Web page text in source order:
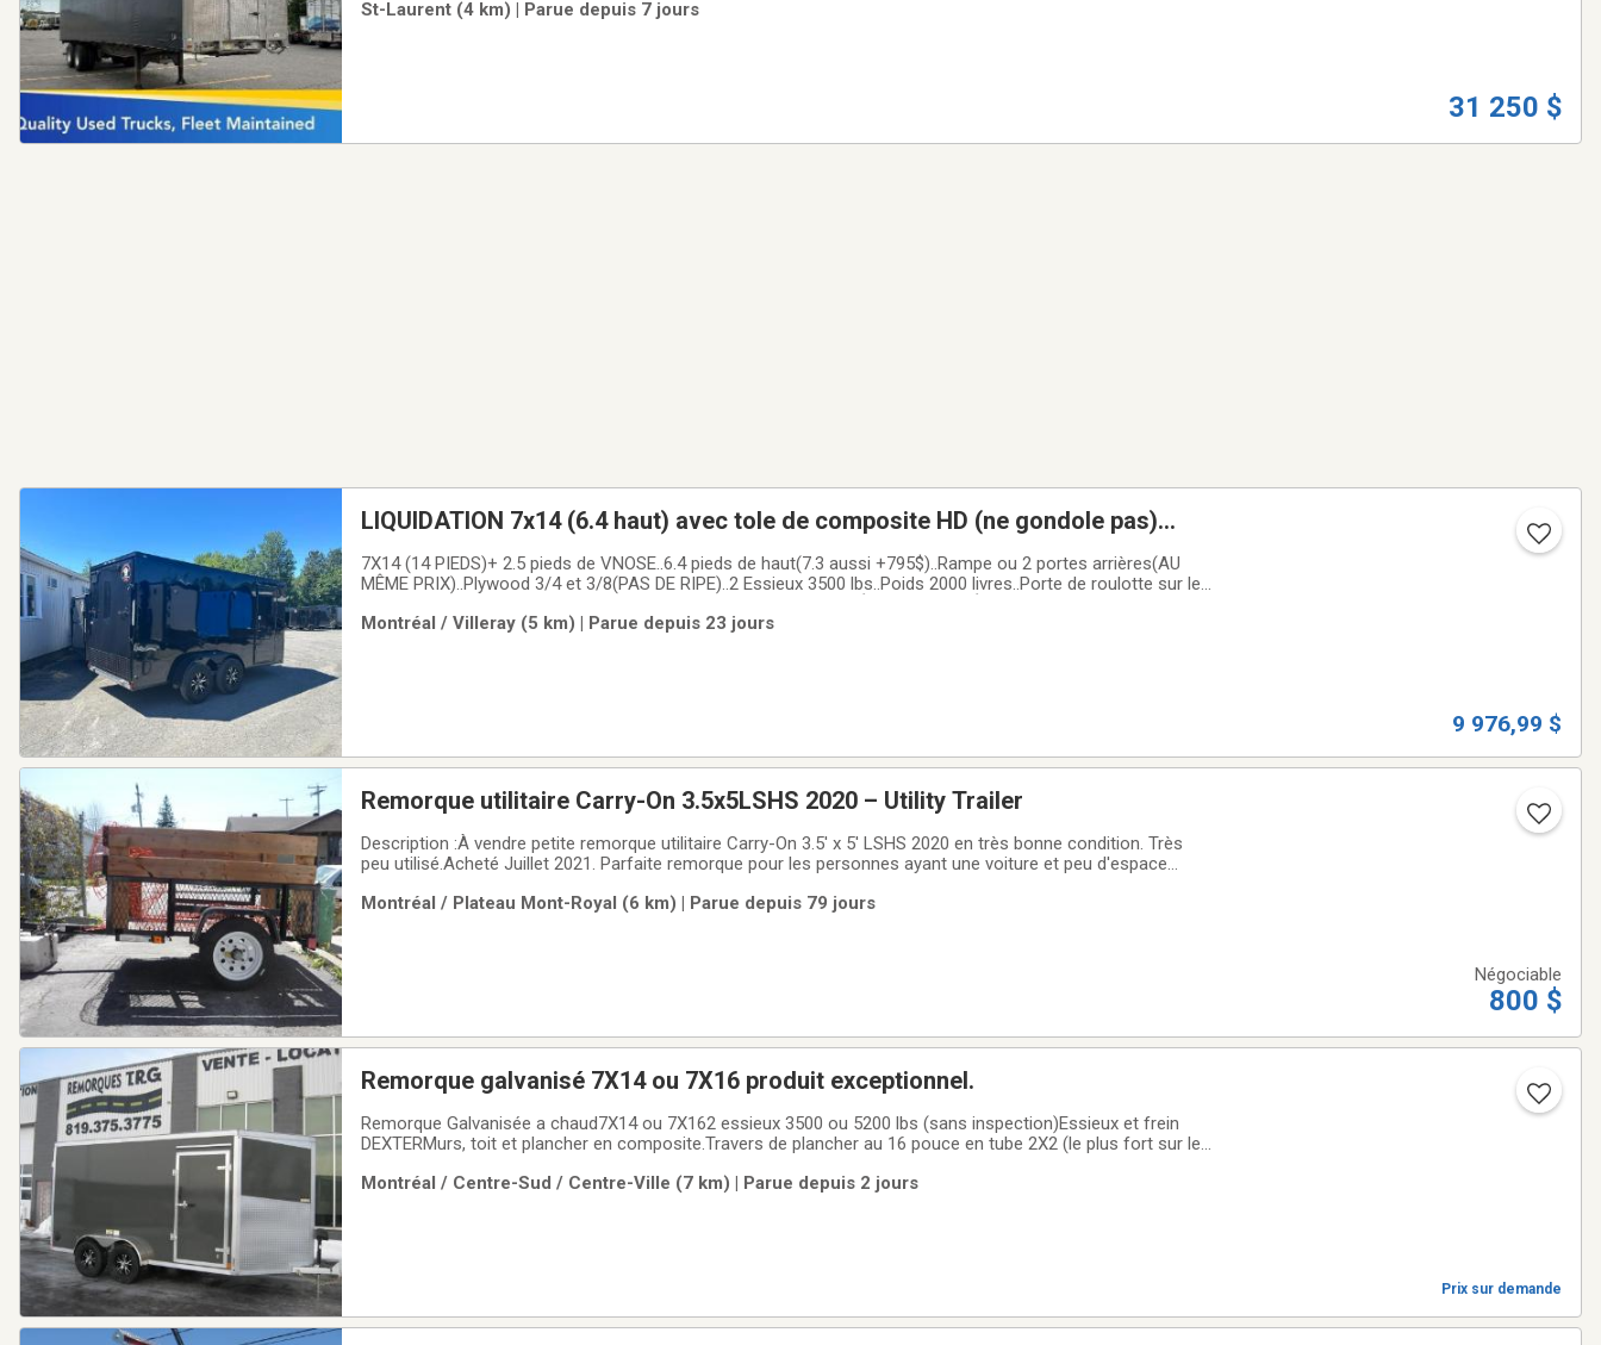
maintained. We offer competitive financing; extended
St-Laurent (4 km) | Parue depuis 7 jours
31 250 $
LIQUIDATION 7x14 (6.4 haut) avec tole de composite HD (ne gondole pas)
remorque fermée trailer cargo fermer (frame peinturé ou galvanisé +$$$)
mags
7X14 (14 PIEDS)+ 2.5 pieds de VNOSE..6.4 pieds de haut(7.3 aussi +795$)..Rampe ou 2 portes arrières(AU
MÊME PRIX)..Plywood 3/4 et 3/8(PAS DE RIPE)..2 Essieux 3500 lbs..Poids 2000 livres..Porte de roulotte sur le
updatée à 3 fois plus épais(NE
Montréal / Villeray (5 km) | Parue depuis 23 jours
9 976,99 $
Remorque utilitaire Carry-On 3.5x5LSHS 2020 – Utility Trailer
Description :À vendre petite remorque utilitaire Carry-On 3.5' x 5' LSHS 2020 en très bonne condition. Très
peu utilisé.Acheté Juillet 2021. Parfaite remorque pour les personnes ayant une voiture et peu d'espace
jardinage, autres matériaux ou
Montréal / Plateau Mont-Royal (6 km) | Parue depuis 79 jours
Négociable
800 $
Remorque galvanisé 7X14 ou 7X16 produit exceptionnel.
Remorque Galvanisée a chaud7X14 ou 7X162 essieux 3500 ou 5200 lbs (sans inspection)Essieux et frein
DEXTERMurs, toit et plancher en composite.Travers de plancher au 16 pouce en tube 2X2 (le plus fort sur le
pas de joint)Mur et toit en
Montréal / Centre-Sud / Centre-Ville (7 km) | Parue depuis 2 jours
Prix sur demande